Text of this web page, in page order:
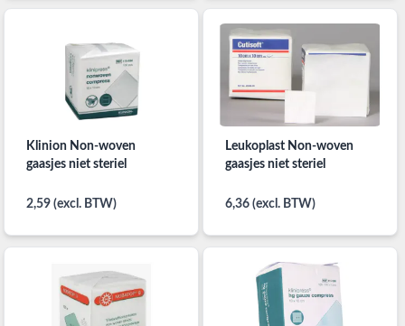
Klinion Non-woven
gaasjes niet steriel
2,59 (excl. BTW)
Leukoplast Non-woven
gaasjes niet steriel
6,36 (excl. BTW)